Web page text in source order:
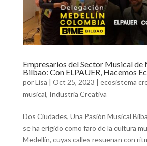
Empresarios del Sector Musical de
Bilbao: Con ELPAUER, Hacemos
porLisa | Oct 25, 2023 | ecosistema
musical, Industria Creativa
Dos Ciudades, Una Pasión Musical
se ha erigido como faro de la cultura
Medellín, cuyas calles resuenan con